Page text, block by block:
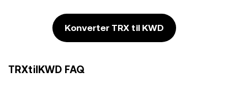
Konverter TRX til KWD
TRXtilKWD FAQ